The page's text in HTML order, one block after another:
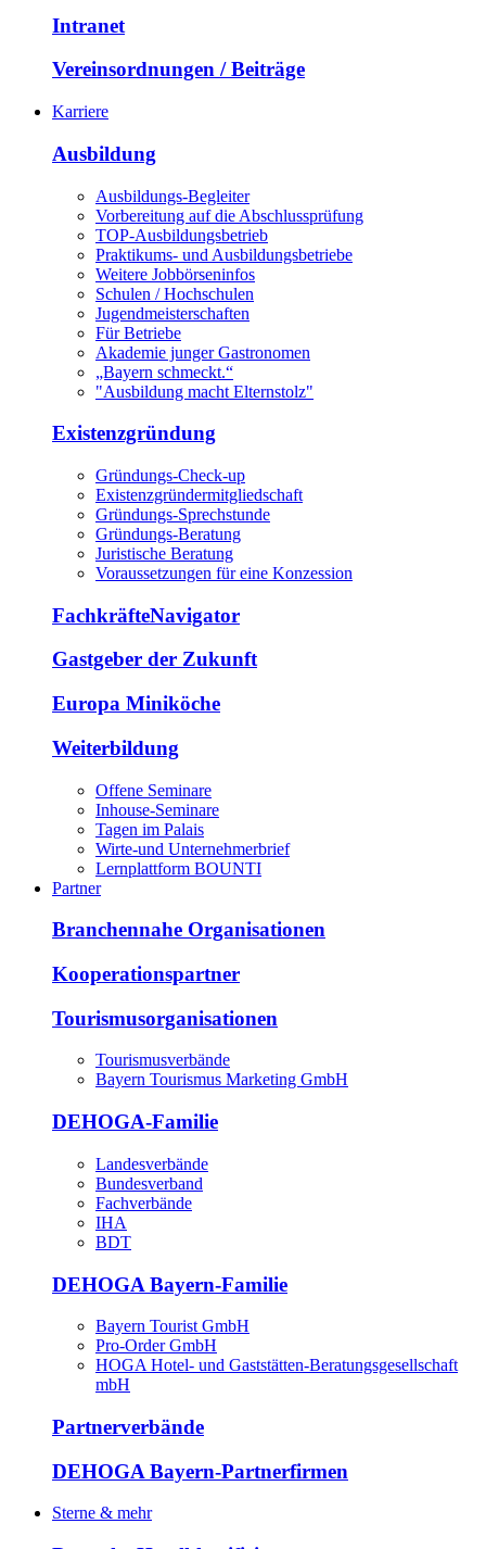
Intranet
Vereinsordnungen / Beiträge
Karriere
Ausbildung
Ausbildungs-Begleiter
Vorbereitung auf die Abschlussprüfung
TOP-Ausbildungsbetrieb
Praktikums- und Ausbildungsbetriebe
Weitere Jobbörseninfos
Schulen / Hochschulen
Jugendmeisterschaften
Für Betriebe
Akademie junger Gastronomen
„Bayern schmeckt.“
"Ausbildung macht Elternstolz"
Existenzgründung
Gründungs-Check-up
Existenzgründermitgliedschaft
Gründungs-Sprechstunde
Gründungs-Beratung
Juristische Beratung
Voraussetzungen für eine Konzession
FachkräfteNavigator
Gastgeber der Zukunft
Europa Miniköche
Weiterbildung
Offene Seminare
Inhouse-Seminare
Tagen im Palais
Wirte-und Unternehmerbrief
Lernplattform BOUNTI
Partner
Branchennahe Organisationen
Kooperationspartner
Tourismusorganisationen
Tourismusverbände
Bayern Tourismus Marketing GmbH
DEHOGA-Familie
Landesverbände
Bundesverband
Fachverbände
IHA
BDT
DEHOGA Bayern-Familie
Bayern Tourist GmbH
Pro-Order GmbH
HOGA Hotel- und Gaststätten-Beratungsgesellschaft
mbH
Partnerverbände
DEHOGA Bayern-Partnerfirmen
Sterne & mehr